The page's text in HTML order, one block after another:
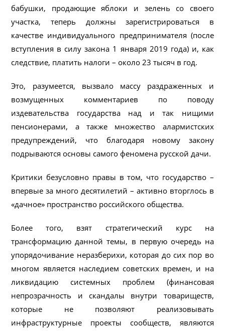
бабушки, продающие яблоки и зелень со своего
участка, теперь должны зарегистрироваться в
качестве индивидуального предпринимателя (после
вступления в силу закона 1 января 2019 года) и, как
следствие, платить налоги – около 23 тысяч в год.
Это, разумеется, вызвало массу раздраженных и
возмущенных комментариев по поводу
издевательства государства над и так нищими
пенсионерами, а также множество алармистских
предупреждений, что благодаря новому закону
подрываются основы самого феномена русской дачи.
Критики безусловно правы в том, что государство –
впервые за много десятилетий – активно вторглось в
«дачное» пространство российского общества.
Более того, взят стратегический курс на
трансформацию данной темы, в первую очередь на
упорядочивание неразберихи, которая до сих пор во
многом является наследием советских времен, и на
ликвидацию системных проблем (финансовая
непрозрачность и скандалы внутри товариществ,
которые не позволяют реализовывать
инфраструктурные проекты сообществ, являются